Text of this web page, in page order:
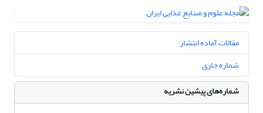
مقالات آماده انتشار
شماره جاری
شماره‌های پیشین نشریه